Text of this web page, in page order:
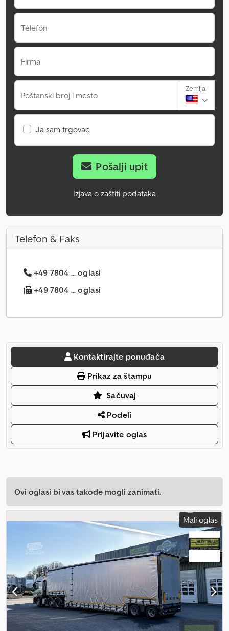
Telefon
Firma
Poštanski broj i mesto
Zemlja
Ja sam trgovac
Pošalji upit
Izjava o zaštiti podataka
Telefon & Faks
+49 7804 ... oglasi
+49 7804 ... oglasi
Kontaktirajte ponuđača
Prikaz za štampu
Sačuvaj
Podeli
Prijavite oglas
Ovi oglasi bi vas takođe mogli zanimati.
Mali oglas